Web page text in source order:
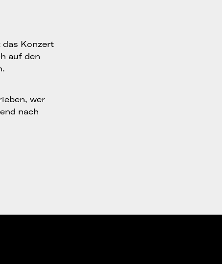
das Konzert
auf den
wer
nach